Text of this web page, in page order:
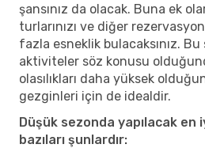
şansınız da olacak. Buna ek
turlarınızı ve diğer
fazla esneklik bulacaksınız.
aktiviteler söz konusu
olasılıkları daha yüksek
gezginleri için de idealdir.
Düşük sezonda yapılacak
bazıları şunlardır: